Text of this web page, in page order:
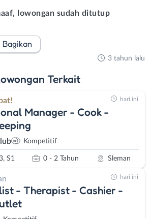
lowongan sudah ditutup
Bagikan
3 tahun lalu
Terkait
Manager - Cook -
Kompetitif
S1 0 - 2 Tahun Sleman
hari ini
- Therapist - Cashier -
hari ini